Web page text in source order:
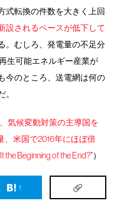
式転換の件数を大きく上回
設されるペースが低下して
。むしろ、発電量の不足分
生可能エネルギー産業が
今のところ、送電網は何の
。
気候変動対策の主導国を
、米国で2016年にほぼ倍
the Beginning of the End?”）
1